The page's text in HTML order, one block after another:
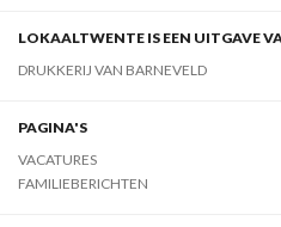
LOKAALTWENTE IS EEN UITGAVE
DRUKKERIJ VAN BARNEVELD
PAGINA'S
VACATURES
FAMILIEBERICHTEN